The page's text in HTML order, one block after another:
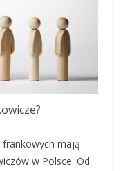
mają
w Polsce. Od